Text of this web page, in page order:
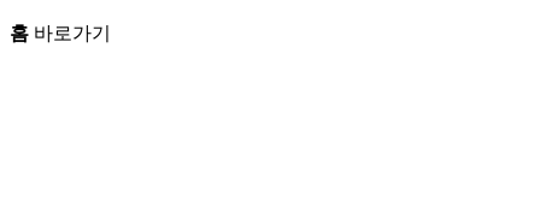
홈 바로가기